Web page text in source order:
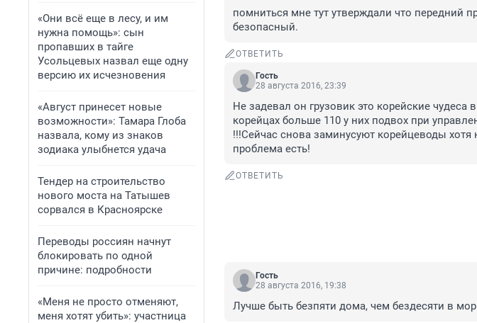
«Они всё еще в лесу, и им
нужна помощь»: сын
пропавших в тайге
Усольцевых назвал еще одну
версию их исчезновения
«Август принесет новые
возможности»: Тамара Глоба
назвала, кому из знаков
зодиака улыбнется удача
Тендер на строительство
нового моста на Татышев
сорвался в Красноярске
Переводы россиян начнут
блокировать по одной
причине: подробности
«Меня не просто отменяют,
меня хотят убить»: участница
помниться мне тут утверждали что передний
безопасный.
ОТВЕТИТЬ
Гость
28 августа 2016, 23:39
Не задевал он грузовик это корейские чудеса
корейцах больше 110 у них подвох при
!!!Сейчас снова заминусуют корейцеводы
проблема есть!
ОТВЕТИТЬ
Гость
28 августа 2016, 19:38
Лучше быть безпяти дома, чем бездесяти в